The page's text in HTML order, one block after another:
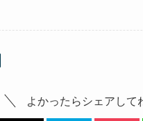
よかったらシェアして